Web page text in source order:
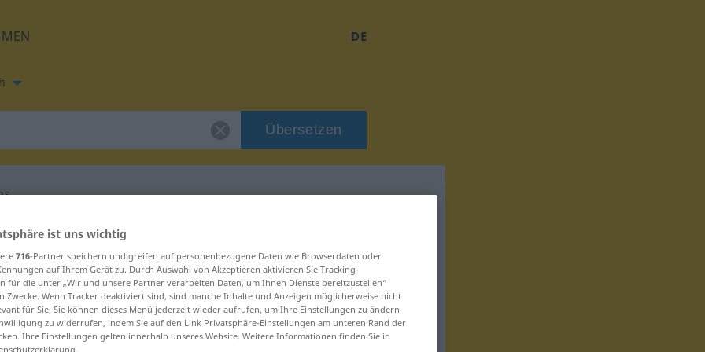
DE
Übersetzen
für "Zinseszins"
ist uns wichtig
716-Partner speichern und greifen auf personenbezogene Daten wie Browserdaten oder
auf Ihrem Gerät zu. Durch Auswahl von Akzeptieren aktivieren Sie Tracking-
für die unter „Wir und unsere Partner verarbeiten Daten, um Ihnen Dienste bereitzustellen“
Zwecke. Wenn Tracker deaktiviert sind, sind manche Inhalte und Anzeigen möglicherweise nicht
für Sie. Sie können dieses Menü jederzeit wieder aufrufen, um Ihre Einstellungen zu ändern
zu widerrufen, indem Sie auf den Link Privatsphäre-Einstellungen am unteren Rand der
Ihre Einstellungen gelten innerhalb unseres Website. Weitere Informationen finden Sie in